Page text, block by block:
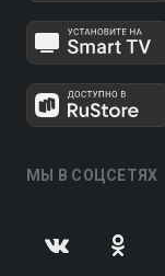
МЫ В СОЦСЕТЯХ